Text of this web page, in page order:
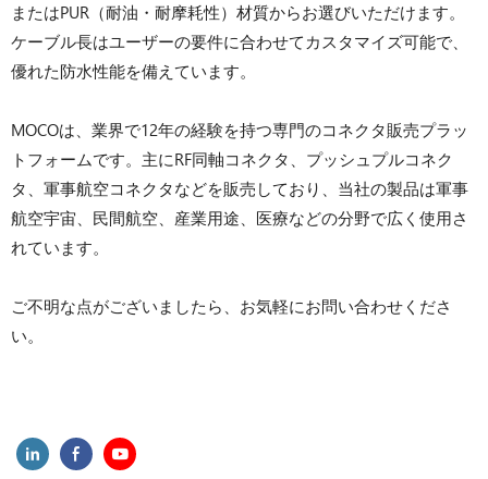
またはPUR（耐油・耐摩耗性）材質からお選びいただけます。
ケーブル長はユーザーの要件に合わせてカスタマイズ可能で、
優れた防水性能を備えています。
MOCOは、業界で12年の経験を持つ専門のコネクタ販売プラッ
トフォームです。主にRF同軸コネクタ、プッシュプルコネク
タ、軍事航空コネクタなどを販売しており、当社の製品は軍事
航空宇宙、民間航空、産業用途、医療などの分野で広く使用さ
れています。
ご不明な点がございましたら、お気軽にお問い合わせくださ
い。